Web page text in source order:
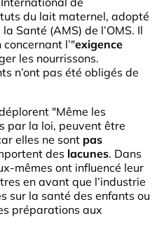
du lait maternel, adopté
Santé (AMS) de l’OMS. Il
l’"exigence
les nourrissons.
n’ont pas été obligés de
"Même les
par la loi, peuvent être
elles ne sont pas
des lacunes. Dans
mêmes ont influencé leur
en avant que l’industrie
sur la santé des enfants ou
préparations aux